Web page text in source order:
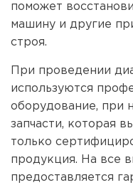
поможет
машину и другие
строя.
При проведении
используются
оборудование, при
запчасти, которая
только
продукция. На все
предоставляется